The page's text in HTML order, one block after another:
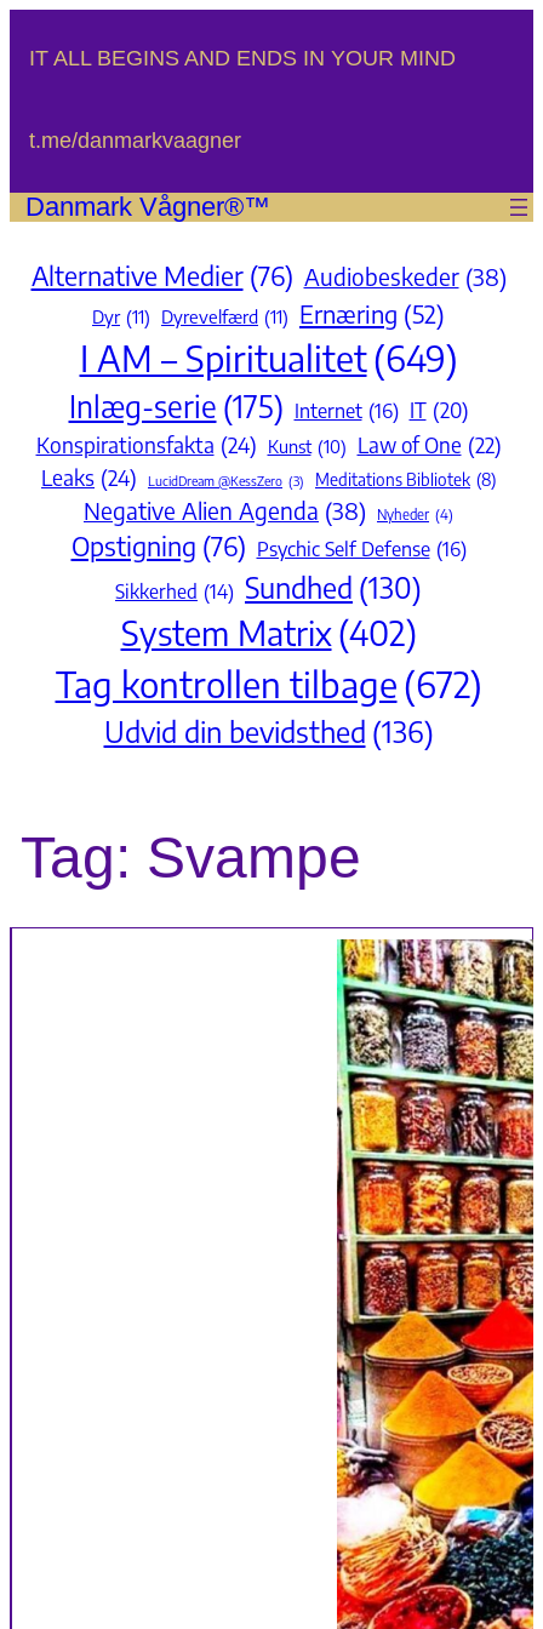
IT ALL BEGINS AND ENDS IN YOUR MIND
t.me/danmarkvaagner
Danmark Vågner®™
Alternative Medier (76) Audiobeskeder (38)
Dyr (11) Dyrevelfærd (11) Ernæring (52)
I AM – Spiritualitet(649)
Inlæg-serie (175) Internet (16) IT (20)
Konspirationsfakta (24) Kunst (10) Law of One (22)
Leaks (24) LucidDream @KessZero (3) Meditations Bibliotek (8)
Negative Alien Agenda (38) Nyheder (4)
Opstigning (76) Psychic Self Defense (16)
Sikkerhed (14) Sundhed (130)
System Matrix(402)
Tag kontrollen tilbage(672)
Udvid din bevidsthed (136)
Tag: Svampe